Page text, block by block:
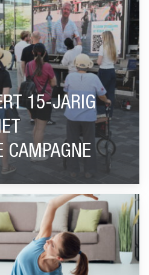
15-JARIG
CAMPAGNE
VOOR MENTALE GEZONDHEID”